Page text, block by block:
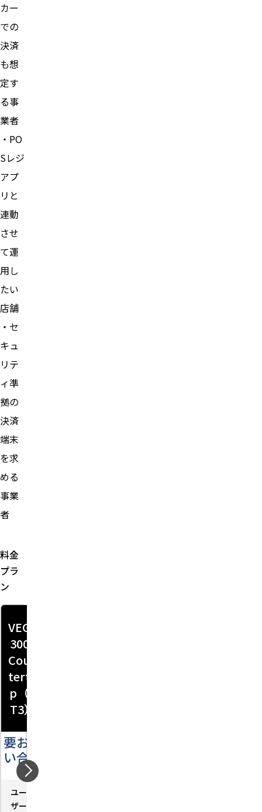
カー
での
決済
も想
定す
る事
業者
・PO
Sレジ
アプ
リと
連動
させ
て運
用し
たい
店舗
・セ
キュ
リテ
ィ準
拠の
決済
端末
を求
める
事業
者
料金
プラ
ン
VEGA
3000
Coun
terto
p（C
T3）
要お問
い合わ
せ
ユー
ザー